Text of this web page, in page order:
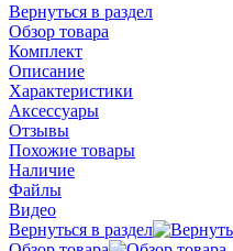
Вернуться в раздел
Обзор товара
Комплект
Описание
Характеристики
Аксессуары
Отзывы
Похожие товары
Наличие
Файлы
Видео
Вернуться в раздел